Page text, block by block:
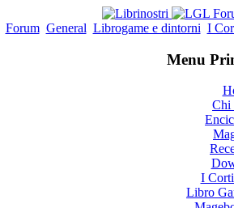
Forum General Librogame e dintorni I
Menu
Chi
I
Libro